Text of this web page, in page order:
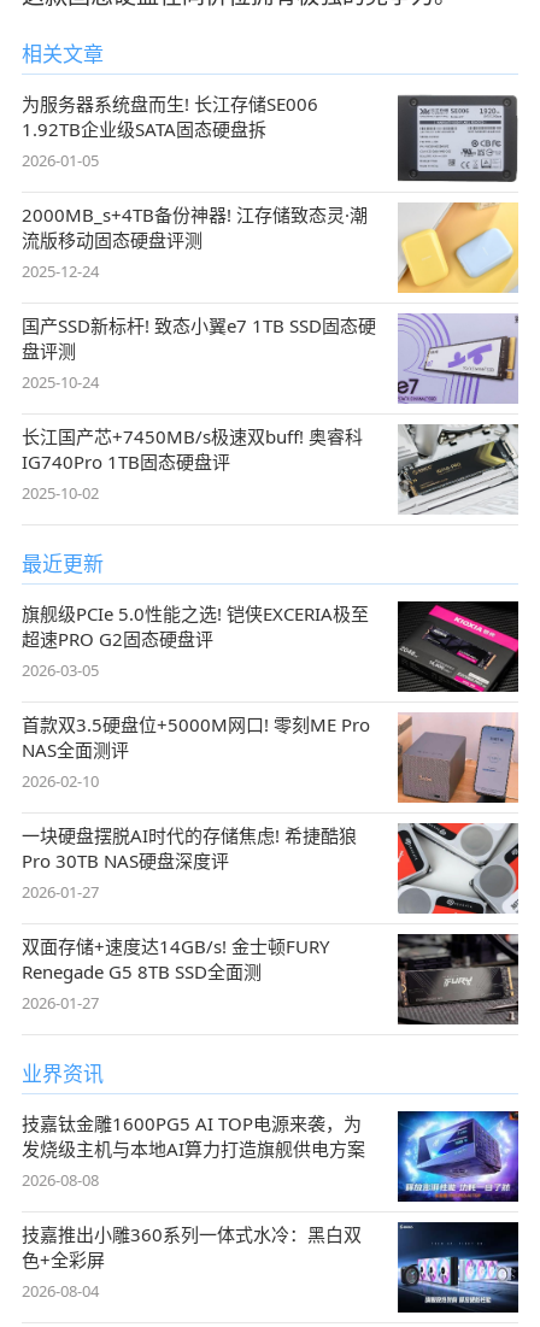
相关文章
为服务器系统盘而生! 长江存储SE006
1.92TB企业级SATA固态硬盘拆
2026-01-05
2000MB_s+4TB备份神器! 江存储致态灵·潮
流版移动固态硬盘评测
2025-12-24
国产SSD新标杆! 致态小翼e7 1TB SSD固态硬
盘评测
2025-10-24
长江国产芯+7450MB/s极速双buff! 奥睿科
IG740Pro 1TB固态硬盘评
2025-10-02
最近更新
旗舰级PCIe 5.0性能之选! 铠侠EXCERIA极至
超速PRO G2固态硬盘评
2026-03-05
首款双3.5硬盘位+5000M网口! 零刻ME Pro
NAS全面测评
2026-02-10
一块硬盘摆脱AI时代的存储焦虑! 希捷酷狼
Pro 30TB NAS硬盘深度评
2026-01-27
双面存储+速度达14GB/s! 金士顿FURY
Renegade G5 8TB SSD全面测
2026-01-27
业界资讯
技嘉钛金雕1600PG5 AI TOP电源来袭，为
发烧级主机与本地AI算力打造旗舰供电方案
2026-08-08
技嘉推出小雕360系列一体式水冷：黑白双
色+全彩屏
2026-08-04